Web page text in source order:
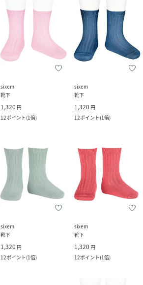
sixem
靴下
1,320 円
12ポイント(1倍)
sixem
靴下
1,320 円
12ポイント(1倍)
sixem
靴下
1,320 円
12ポイント(1倍)
sixem
靴下
1,320 円
12ポイント(1倍)